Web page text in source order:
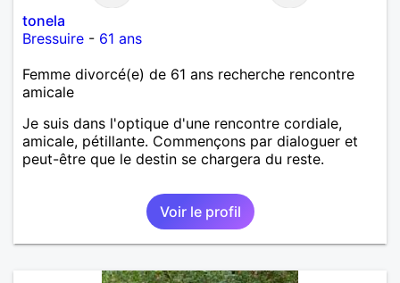
tonela
Bressuire - 61 ans
Femme divorcé(e) de 61 ans recherche rencontre
amicale
Je suis dans l'optique d'une rencontre cordiale,
amicale, pétillante. Commençons par dialoguer et
peut-être que le destin se chargera du reste.
Voir le profil